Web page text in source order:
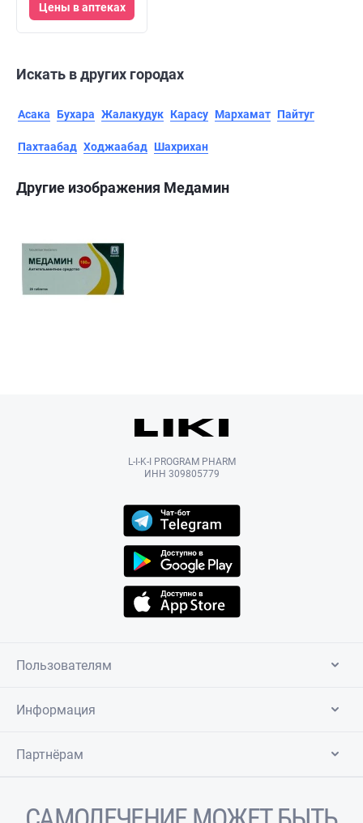
Цены в аптеках
Искать в других городах
Асака Бухара Жалакудук Карасу Мархамат Пайтуг
Пахтаабад Ходжаабад Шахрихан
Другие изображения Медамин
L-I-K-I PROGRAM PHARM
ИНН 309805779
Пользователям
Информация
Партнёрам